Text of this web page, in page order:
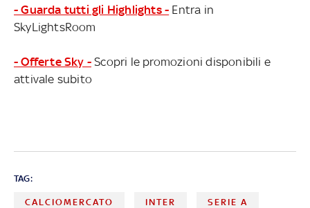
- Guarda tutti gli Highlights - Entra in
SkyLightsRoom
- Offerte Sky - Scopri le promozioni disponibili e
attivale subito
TAG:
CALCIOMERCATO INTER SERIE A